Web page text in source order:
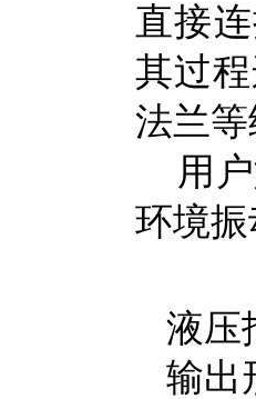
直接
其过
法兰
用
环境
液压
输出